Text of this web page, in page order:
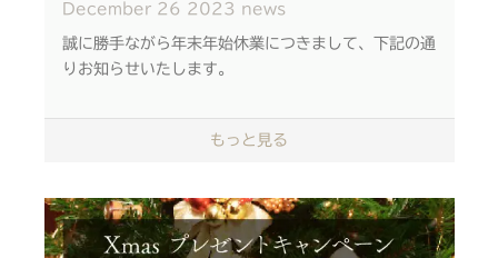
ひよこスツール 2,200円（税込）
※ブックスタンドはドライバーを使用する工程で少し
力が必要なため、小学生（6歳）以上を対象といたし
は、未就学児もお申込み可能です。
〒163-1062
東京都新宿区西新宿３丁目７−１ 新宿パークタワー
5階
December 26 2023 news
誠に勝手ながら年末年始休業につきまして、下記の通
りお知らせいたします。
休業期間：2023/12/29（金）～
期間中に頂きましたお問い合わせにつきましては、年
始1/5（金）以降順次対応をさせていただきます。
ご不便をおかけいたしますが、何卒ご了承下さいます
もっと見る